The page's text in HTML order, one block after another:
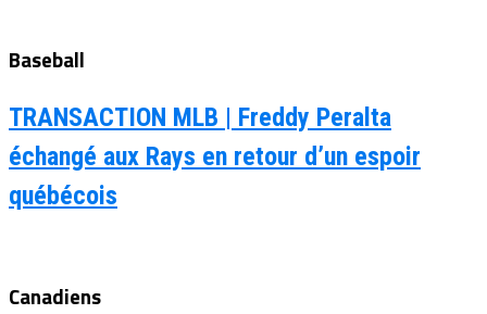
Baseball
TRANSACTION MLB | Freddy Peralta
échangé aux Rays en retour d’un espoir
québécois
Canadiens